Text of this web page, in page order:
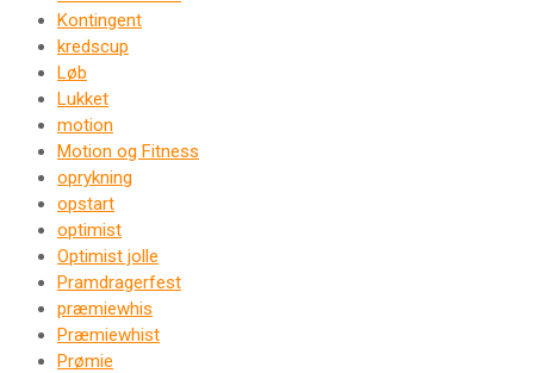
Kontingent
kredscup
Løb
Lukket
motion
Motion og Fitness
oprykning
opstart
optimist
Optimist jolle
Pramdragerfest
præmiewhis
Præmiewhist
Prømie